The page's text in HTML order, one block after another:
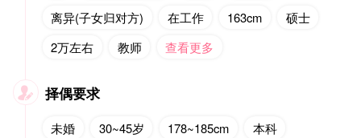
离异(子女归对方)
在工作 163cm
硕士
2万左右
教师 查看更多
 择偶要求
未婚 30~45岁 178~185cm
本科